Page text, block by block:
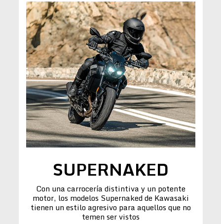
SUPERNAKED
Con una carrocería distintiva y un potente
motor, los modelos Supernaked de Kawasaki
tienen un estilo agresivo para aquellos que no
temen ser vistos